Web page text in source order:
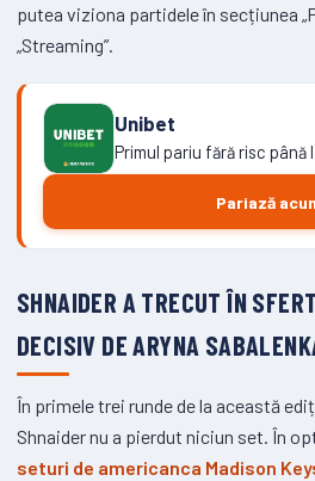
putea viziona partidele în secțiunea
„Streaming”.
Unibet
Primul pariu fără risc până
Pariază
SHNAIDER A TRECUT ÎN
DECISIV DE ARYNA
În primele trei runde de la această
Shnaider nu a pierdut niciun set. În
seturi de americanca Madison